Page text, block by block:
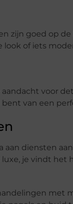
zijn goed op
of iets
voor
van een
diensten
je vindt het
met